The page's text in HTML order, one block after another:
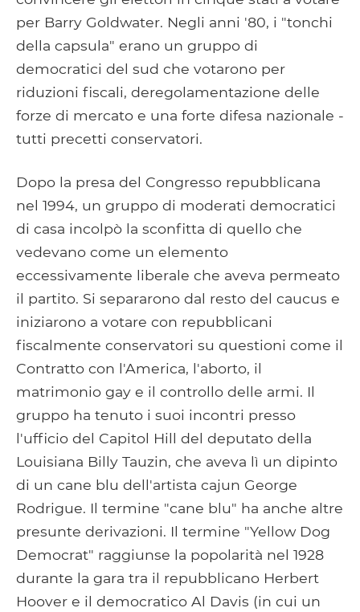
per Barry Goldwater. Negli anni '80, i "tonchi
della capsula" erano un gruppo di
democratici del sud che votarono per
riduzioni fiscali, deregolamentazione delle
forze di mercato e una forte difesa nazionale -
tutti precetti conservatori.
Dopo la presa del Congresso repubblicana
nel 1994, un gruppo di moderati democratici
di casa incolpò la sconfitta di quello che
vedevano come un elemento
eccessivamente liberale che aveva permeato
il partito. Si separarono dal resto del caucus e
iniziarono a votare con repubblicani
fiscalmente conservatori su questioni come il
Contratto con l'America, l'aborto, il
matrimonio gay e il controllo delle armi. Il
gruppo ha tenuto i suoi incontri presso
l'ufficio del Capitol Hill del deputato della
Louisiana Billy Tauzin, che aveva lì un dipinto
di un cane blu dell'artista cajun George
Rodrigue. Il termine "cane blu" ha anche altre
presunte derivazioni. Il termine "Yellow Dog
Democrat" raggiunse la popolarità nel 1928
durante la gara tra il repubblicano Herbert
Hoover e il democratico Al Davis (in cui un